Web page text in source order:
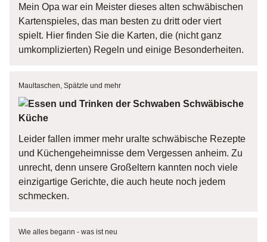
Mein Opa war ein Meister dieses alten schwäbischen
Kartenspieles, das man besten zu dritt oder viert
spielt. Hier finden Sie die Karten, die (nicht ganz
umkomplizierten) Regeln und einige Besonderheiten.
Maultaschen, Spätzle und mehr
Schwäbische
Küche
Leider fallen immer mehr uralte schwäbische Rezepte
und Küchengeheimnisse dem Vergessen anheim. Zu
unrecht, denn unsere Großeltern kannten noch viele
einzigartige Gerichte, die auch heute noch jedem
schmecken.
Wie alles begann - was ist neu